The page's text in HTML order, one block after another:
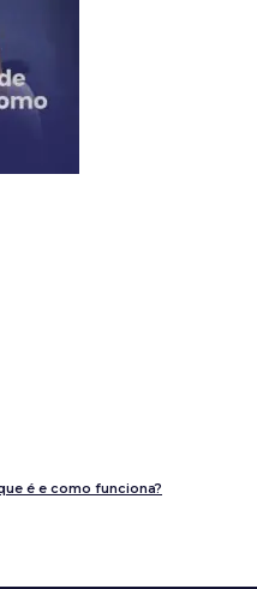
é e como funciona?